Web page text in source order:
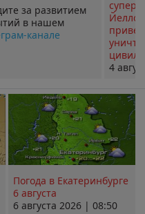
за развитием
в нашем
канале
4
Погода в Екатеринбурге
6 августа
6 августа 2026 | 08:50